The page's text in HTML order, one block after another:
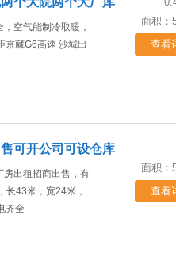
空气能制冷取暖，
京藏G6高速 沙城出
面积：
查看
可开公司可设仓库
房出租招商出售，有
长43米，宽24米，
齐全
面积：
查看